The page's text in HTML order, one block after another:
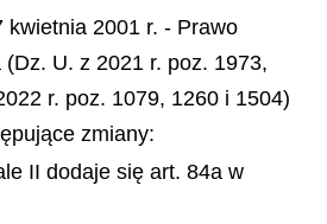
kwietnia 2001 r. - Prawo
U. z 2021 r. poz. 1973,
r. poz. 1079, 1260 i 1504)
zmiany:
II dodaje się art. 84a w